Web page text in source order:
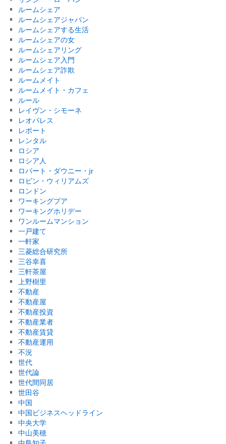
ルームシェア
ルームシェアジャパン
ルームシェアする生活
ルームシェアの女
ルームシェアリング
ルームシェア入門
ルームシェア詐欺
ルームメイト
ルームメイト・カフェ
ルール
レイヴン・シモーネ
レオパレス
レポート
レンタル
ロシア
ロシア人
ロバート・ダウニー・jr
ロビン・ウィリアムズ
ロンドン
ワーキングプア
ワーキングホリデー
ワンルームマンション
一戸建て
一軒家
三菱総合研究所
三谷幸喜
三軒茶屋
上野樹里
不動産
不動産屋
不動産投資
不動産業者
不動産賃貸
不動産運用
不況
世代
世代論
世代間同居
世田谷
中国
中国ビジネスヘッドライン
中央大学
中山美穂